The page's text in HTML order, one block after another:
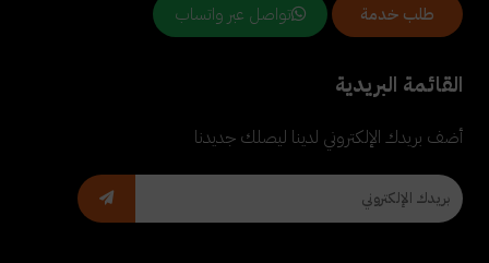
طلب خدمة تواصل عبر واتساب
القائمة البريدية
أضف بريدك الإلكتروني لدينا ليصلك جديدنا